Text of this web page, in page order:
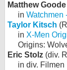
Matthew Goode
in Watchmen
Taylor Kitsch
in X-Men
Origins:
Eric Stolz (div.
in div. Filmen